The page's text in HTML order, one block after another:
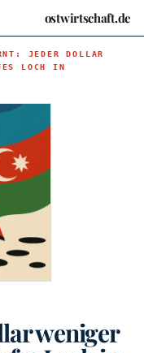
ostwirtschaft.de
JEDER DOLLAR
LOCH IN A
weniger